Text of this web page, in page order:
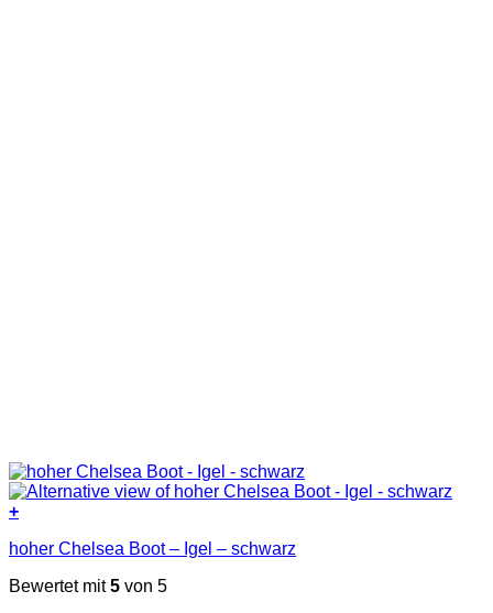
+
Produkt
mehrere
hoher Chelsea Boot – Igel – schwarz
Bewertet mit5 von 5